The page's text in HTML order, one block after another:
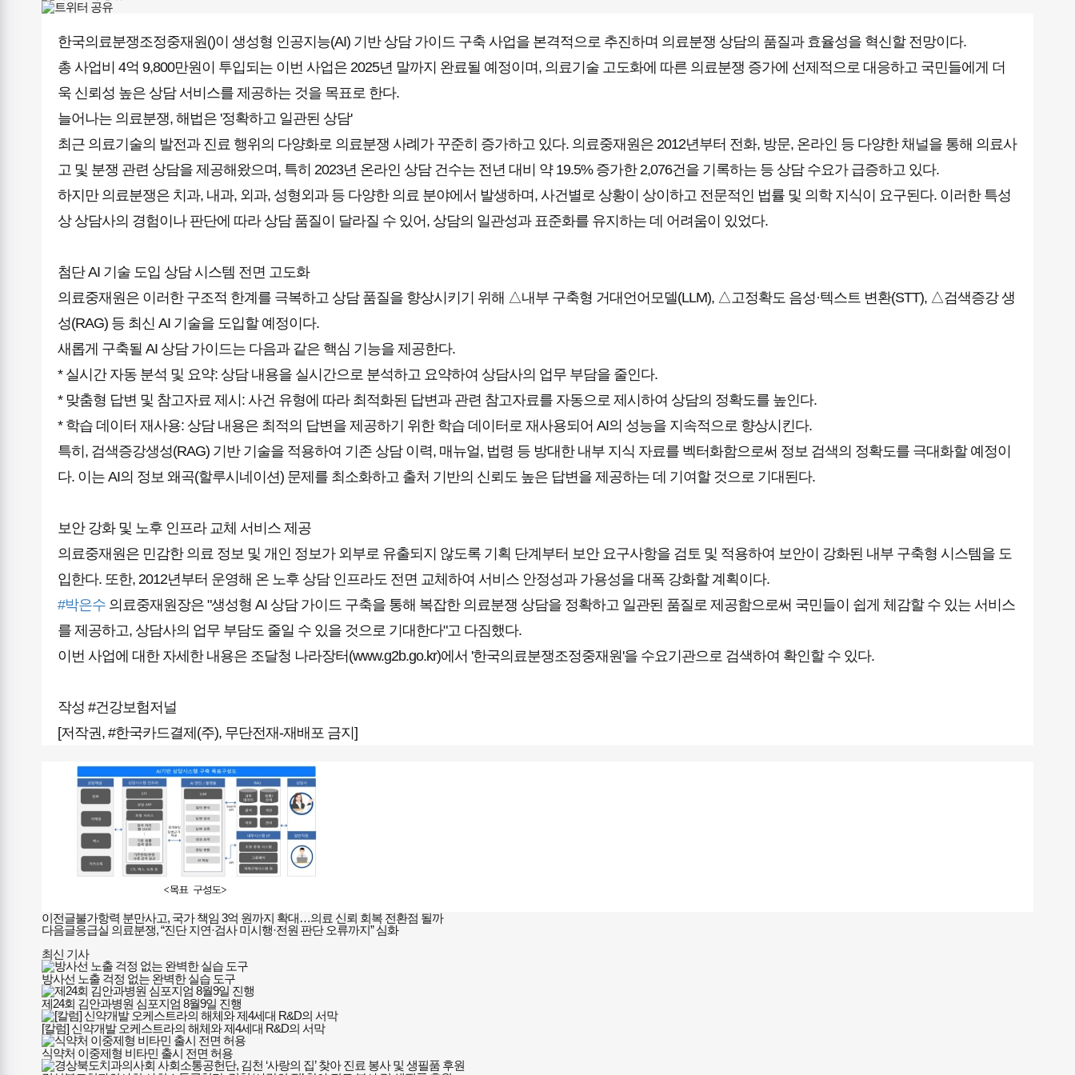
한국의료분쟁조정중재원()이 생성형 인공지능(AI) 기반 상담 가이드 구축 사업을 본격적으로 추진하며 의료분쟁 상담의 품질과 효율성을 혁신할 전망이다.
총 사업비 4억 9,800만원이 투입되는 이번 사업은 2025년 말까지 완료될 예정이며, 의료기술 고도화에 따른 의료분쟁 증가에 선제적으로 대응하고 국민들에게 더
욱 신뢰성 높은 상담 서비스를 제공하는 것을 목표로 한다.
늘어나는 의료분쟁, 해법은 '정확하고 일관된 상담'
최근 의료기술의 발전과 진료 행위의 다양화로 의료분쟁 사례가 꾸준히 증가하고 있다. 의료중재원은 2012년부터 전화, 방문, 온라인 등 다양한 채널을 통해 의료사
고 및 분쟁 관련 상담을 제공해왔으며, 특히 2023년 온라인 상담 건수는 전년 대비 약 19.5% 증가한 2,076건을 기록하는 등 상담 수요가 급증하고 있다.
하지만 의료분쟁은 치과, 내과, 외과, 성형외과 등 다양한 의료 분야에서 발생하며, 사건별로 상황이 상이하고 전문적인 법률 및 의학 지식이 요구된다. 이러한 특성
상 상담사의 경험이나 판단에 따라 상담 품질이 달라질 수 있어, 상담의 일관성과 표준화를 유지하는 데 어려움이 있었다.
첨단 AI 기술 도입 상담 시스템 전면 고도화
의료중재원은 이러한 구조적 한계를 극복하고 상담 품질을 향상시키기 위해 △내부 구축형 거대언어모델(LLM), △고정확도 음성·텍스트 변환(STT), △검색증강 생
성(RAG) 등 최신 AI 기술을 도입할 예정이다.
새롭게 구축될 AI 상담 가이드는 다음과 같은 핵심 기능을 제공한다.
* 실시간 자동 분석 및 요약: 상담 내용을 실시간으로 분석하고 요약하여 상담사의 업무 부담을 줄인다.
* 맞춤형 답변 및 참고자료 제시: 사건 유형에 따라 최적화된 답변과 관련 참고자료를 자동으로 제시하여 상담의 정확도를 높인다.
* 학습 데이터 재사용: 상담 내용은 최적의 답변을 제공하기 위한 학습 데이터로 재사용되어 AI의 성능을 지속적으로 향상시킨다.
특히, 검색증강생성(RAG) 기반 기술을 적용하여 기존 상담 이력, 매뉴얼, 법령 등 방대한 내부 지식 자료를 벡터화함으로써 정보 검색의 정확도를 극대화할 예정이
다. 이는 AI의 정보 왜곡(할루시네이션) 문제를 최소화하고 출처 기반의 신뢰도 높은 답변을 제공하는 데 기여할 것으로 기대된다.
보안 강화 및 노후 인프라 교체 서비스 제공
의료중재원은 민감한 의료 정보 및 개인 정보가 외부로 유출되지 않도록 기획 단계부터 보안 요구사항을 검토 및 적용하여 보안이 강화된 내부 구축형 시스템을 도
입한다. 또한, 2012년부터 운영해 온 노후 상담 인프라도 전면 교체하여 서비스 안정성과 가용성을 대폭 강화할 계획이다.
#박은수 의료중재원장은 "생성형 AI 상담 가이드 구축을 통해 복잡한 의료분쟁 상담을 정확하고 일관된 품질로 제공함으로써 국민들이 쉽게 체감할 수 있는 서비스
를 제공하고, 상담사의 업무 부담도 줄일 수 있을 것으로 기대한다"고 다짐했다.
이번 사업에 대한 자세한 내용은 조달청 나라장터(www.g2b.go.kr)에서 '한국의료분쟁조정중재원'을 수요기관으로 검색하여 확인할 수 있다.
작성 #건강보험저널
[저작권, #한국카드결제(주), 무단전재-재배포 금지]
이전글불가항력 분만사고, 국가 책임 3억 원까지 확대…의료 신뢰 회복 전환점 될까
다음글응급실 의료분쟁, “진단 지연·검사 미시행·전원 판단 오류까지” 심화
최신 기사
방사선 노출 걱정 없는 완벽한 실습 도구
제24회 김안과병원 심포지엄 8월9일 진행
[칼럼] 신약개발 오케스트라의 해체와 제4세대 R&D의 서막
식약처 이중제형 비타민 출시 전면 허용